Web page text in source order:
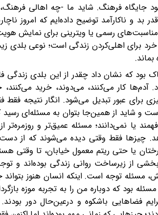
جایگاه فرهنگ. شاید ما -چه اهالی
بد و ناکارآمد توضیح داده‌ایم که امروز
رسمی یا ویترینی برای نمایش هویت
برای اهلی‌کردن زندگی است؛ نوعی بلدی
که نشان داد چقدر از این بلدی زندگی
آدم‌ها کار می‌کنند، می‌دوند، خرید می‌کنند،
عبور تبدیل می‌شود. انگار نتیجه فقط
و شاید از همین‌جا بتوان به مسئله‌ای
یا نمی‌دانند؛ مسئله عمیق‌تر و
چیزها فقط وقتی دیده می‌شوند که از دست
یا حتی ریتم معمول خیابان، تا وقتی
از زیرساخت روانی زندگی بوده‌اند و
مسئله توجه است. اینکه انسان هنوز بتواند
بود که دوباره من را به تجربه موزه
فضاهایی باشکوه و درعین‌حال دور